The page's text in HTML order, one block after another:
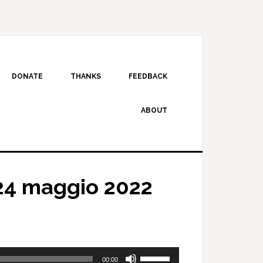
DONATE THANKS FEEDBACK
ABOUT
maggio 2022
00:00